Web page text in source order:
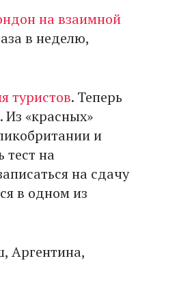
на взаимной
в неделю,
туристов. Теперь
«красных»
и
тест на
на сдачу
в одном из
Аргентина,